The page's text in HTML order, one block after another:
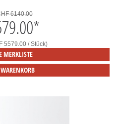
6140.00
*
5579.00 / Stück)
MERKLISTE